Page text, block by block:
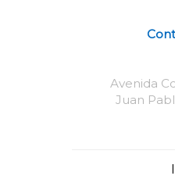
Avenida
Juan